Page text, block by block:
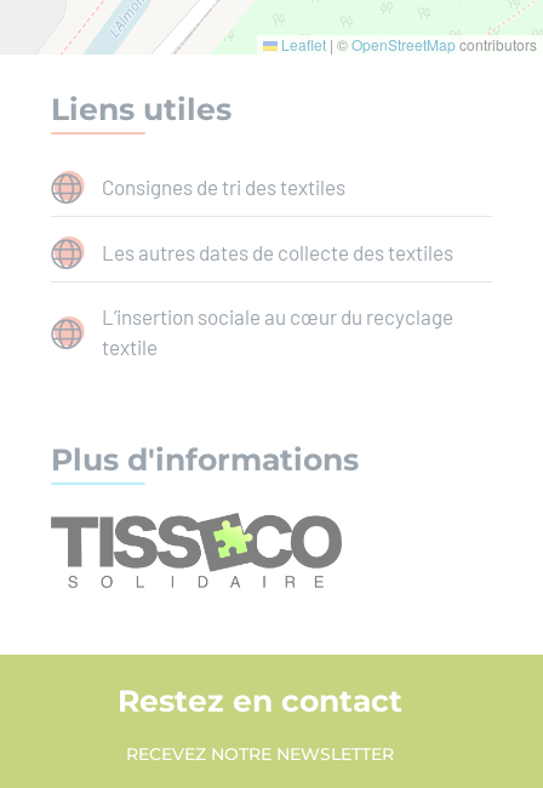
Leaflet | ©OpenStreetMapcontributors
Liens utiles
Consignes de tri des textiles
Les autres dates de collecte des textiles
L’insertion sociale au cœur du recyclage
textile
Plus d'informations
Restez en contact
RECEVEZ NOTRE NEWSLETTER